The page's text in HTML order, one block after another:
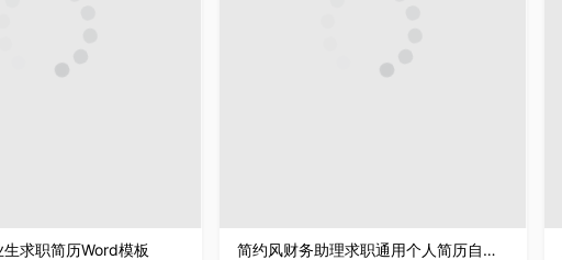
求职简历Word模板 简约风财务助理求职通用个人简历自荐信Word模板